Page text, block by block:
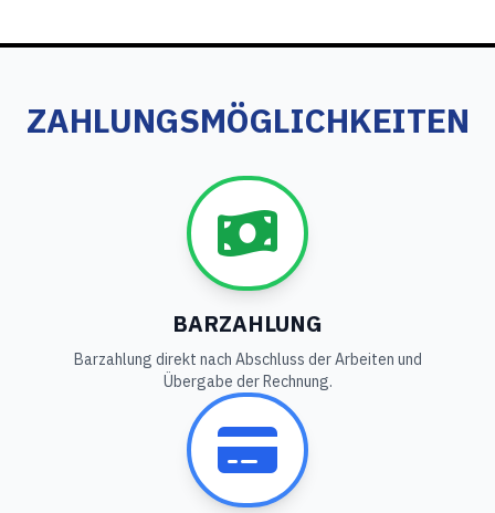
ZAHLUNGSMÖGLICHKEITEN
BARZAHLUNG
Barzahlung direkt nach Abschluss der Arbeiten und
Übergabe der Rechnung.